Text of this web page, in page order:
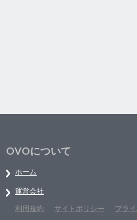
OVOについて
ホーム
運営会社
利用規約
サイトポリシー プラ